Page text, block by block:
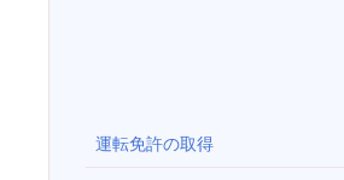
運転免許の取得